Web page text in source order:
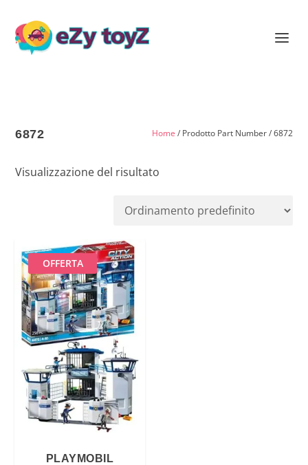
6872 Home / Prodotto Part Number / 6872
Visualizzazione del risultato
OFFERTA
PLAYMOBIL